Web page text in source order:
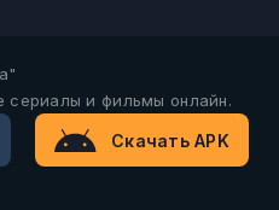
сериалы и фильмы онлайн.
Скачать APK